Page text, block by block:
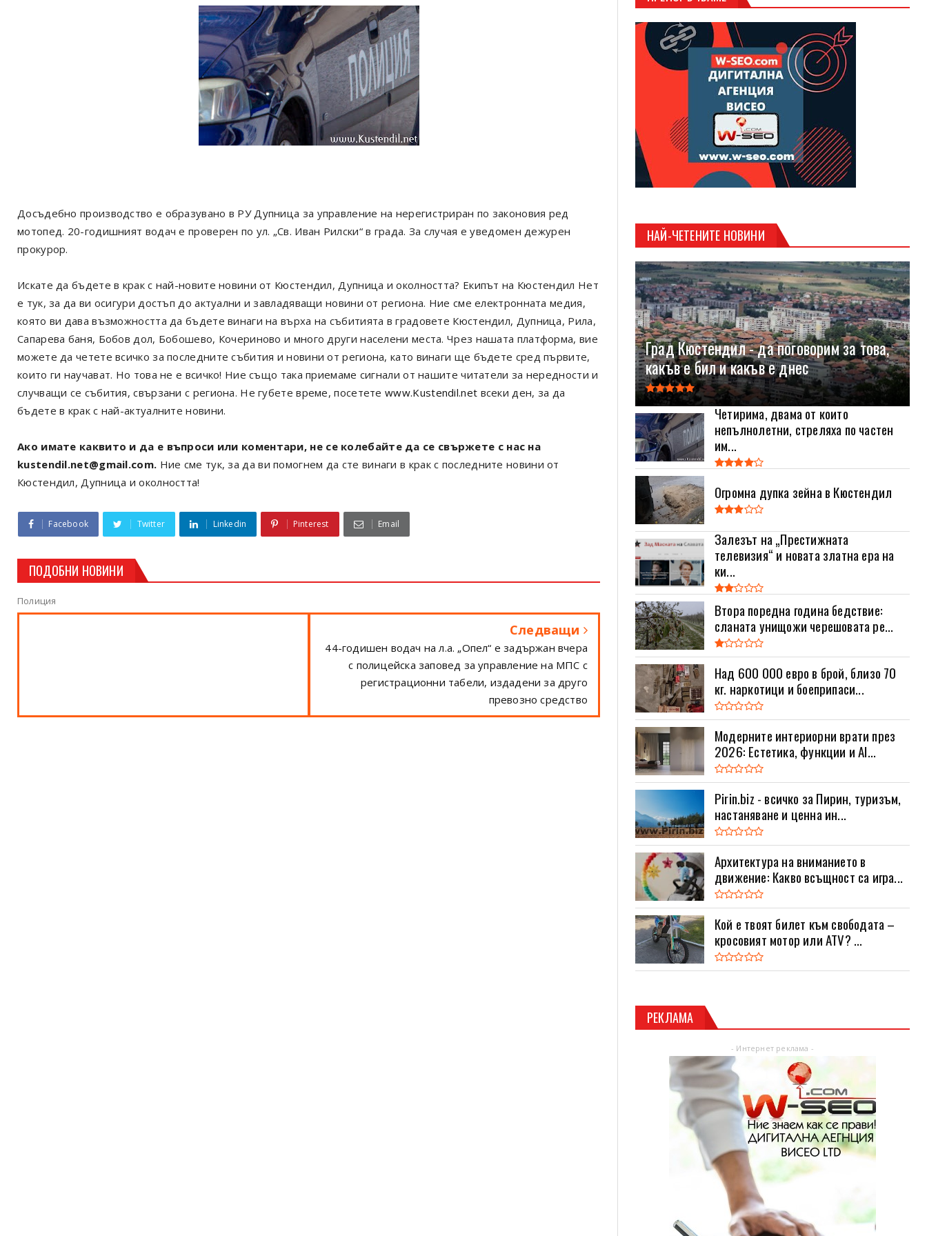
Досъдебно производство е образувано в РУ Дупница за управление на нерегистриран по законовия ред
мотопед. 20-годишният водач е проверен по ул. „Св. Иван Рилски“ в града. За случая е уведомен дежурен
прокурор.
Искате да бъдете в крак с най-новите новини от Кюстендил, Дупница и околността? Екипът на Кюстендил Нет
е тук, за да ви осигури достъп до актуални и завладяващи новини от региона. Ние сме електронната медия,
която ви дава възможността да бъдете винаги на върха на събитията в градовете Кюстендил, Дупница, Рила,
Сапарева баня, Бобов дол, Бобошево, Кочериново и много други населени места. Чрез нашата платформа, вие
можете да четете всичко за последните събития и новини от региона, като винаги ще бъдете сред първите,
които ги научават. Но това не е всичко! Ние също така приемаме сигнали от нашите читатели за нередности и
случващи се събития, свързани с региона. Не губете време, посететеwww.Kustendil.net всеки ден, за да
бъдете в крак с най-актуалните новини.
Ако имате каквито и да е въпроси или коментари, не се колебайте да се свържете с нас на
kustendil.net@gmail.com. Ние сме тук, за да ви помогнем да сте винаги в крак с последните новини от
Кюстендил, Дупница и околността!
Facebook Twitter Linkedin Pinterest Email
ПОДОБНИ НОВИНИ
Полиция
Следващи
44-годишен водач на л.а. „Опел“ е задържан вчера
с полицейска заповед за управление на МПС с
регистрационни табели, издадени за друго
превозно средство
НАЙ-ЧЕТЕНИТЕ НОВИНИ
Град Кюстендил - да поговорим за това,
какъв е бил и какъв е днес
Четирима, двама от които
непълнолетни, стреляха по частен
им...
Огромна дупка зейна в Кюстендил
Залезът на „Престижната
телевизия“ и новата златна ера на
ки...
Втора поредна година бедствие:
сланата унищожи черешовата ре...
Над 600 000 евро в брой, близо 70
кг. наркотици и боеприпаси...
Модерните интериорни врати през
2026: Естетика, функции и AI...
Pirin.biz - всичко за Пирин, туризъм,
настаняване и ценна ин...
Архитектура на вниманието в
движение: Какво всъщност са игра...
Кой е твоят билет към свободата –
кросовият мотор или ATV? ...
РЕКЛАМА
- Интернет реклама -